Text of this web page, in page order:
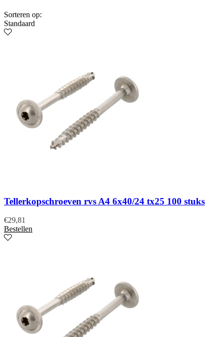
Sorteren op:
Standaard
Tellerkopschroeven rvs A4 6x40/24 tx25 100 stuks
€29,81
Bestellen